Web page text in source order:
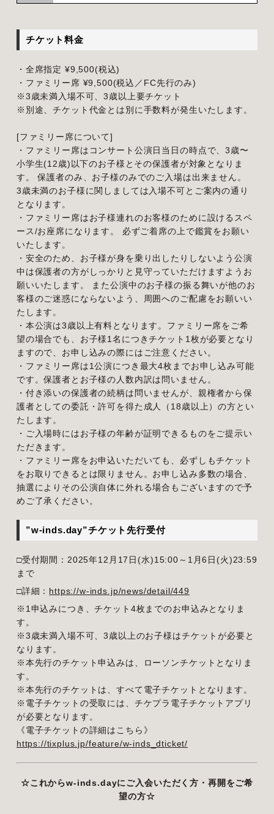
チケット料金
・全席指定 ¥9,500(税込)
・ファミリー席 ¥9,500(税込／FC先行のみ)
※3歳未満入場不可、3歳以上要チケット
※別途、チケット代金とは別に手数料が発生いたします。
[ファミリー席について]
・ファミリー席はコンサート公演日当日の時点で、3歳〜
小学生(12歳)以下のお子様とその保護者が対象となりま
す。 保護者のみ、お子様のみでのご入場は出来ません。
3歳未満のお子様に関しましては入場不可とご案内の通り
となります。
・ファミリー席はお子様連れのお客様のために設けるスペ
ース/お座席になります。 必ずご着席の上で鑑賞をお願い
いたします。
・安全のため、お子様が身を乗り出したりしないよう公演
中は保護者の方がしっかりと見守っていただけますようお
願いいたします。 また公演中のお子様の振る舞いが他のお
客様のご迷惑にならないよう、周囲へのご配慮をお願いい
たします。
・本公演は3歳以上有料となります。ファミリー席をご希
望の場合でも、お子様1名につきチケット1枚が必要となり
ますので、お申し込みの際にはご注意ください。
・ファミリー席は1公演につき最大4枚までお申し込み可能
です。保護者とお子様の人数内訳は問いません。
・付き添いの保護者の続柄は問いませんが、親権者から保
護者としての委託・許可を得た成人（18歳以上）の方とい
たします。
・ご入場時にはお子様の年齢が証明できるものをご提示い
ただきます。
・ファミリー席をお申込いただいても、必ずしもチケット
をお取りできるとは限りません。お申し込み多数の場合、
抽選によりその公演自体に外れる場合もございますので予
めご了承ください。
”w-inds.day”チケット先行受付
□受付期間：2025年12月17日(水)15:00～1月6日(火)23:59
まで
□詳細： https://w-inds.jp/news/detail/449
※1申込みにつき、チケット4枚までのお申込みとなりま
す。
※3歳未満入場不可、3歳以上のお子様はチケットが必要と
なります。
※本先行のチケット申込みは、ローソンチケットとなりま
す。
※本先行のチケットは、すべて電子チケットとなります。
※電子チケットの受取には、チケプラ電子チケットアプリ
が必要となります。
《電子チケットの詳細はこちら》
https://tixplus.jp/feature/w-inds_dticket/
☆これからw-inds.dayにご入会いただく方・再開をご希
望の方☆